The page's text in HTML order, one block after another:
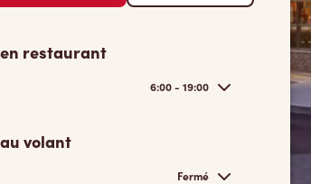
restaurant
6:00 - 19:00
volant
Fermé